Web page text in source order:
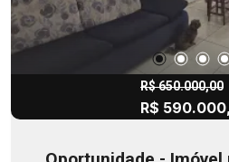
R$ 650.000,00
R$